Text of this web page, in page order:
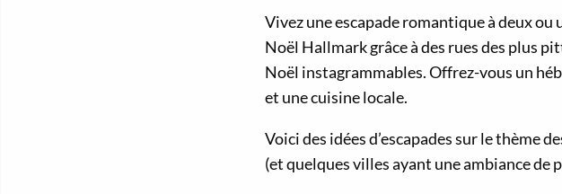
Vivez une escapade romantique à deux
Noël Hallmark grâce à des rues des plus
Noël instagrammables. Offrez-vous un
et une cuisine locale.
Voici des idées d’escapades sur le thème
(et quelques villes ayant une ambiance de